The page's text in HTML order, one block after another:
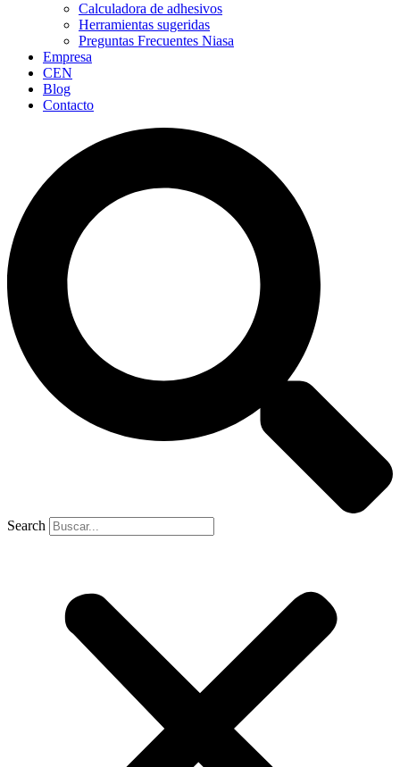
Calculadora de adhesivos
Herramientas sugeridas
Preguntas Frecuentes Niasa
Empresa
CEN
Blog
Contacto
Search